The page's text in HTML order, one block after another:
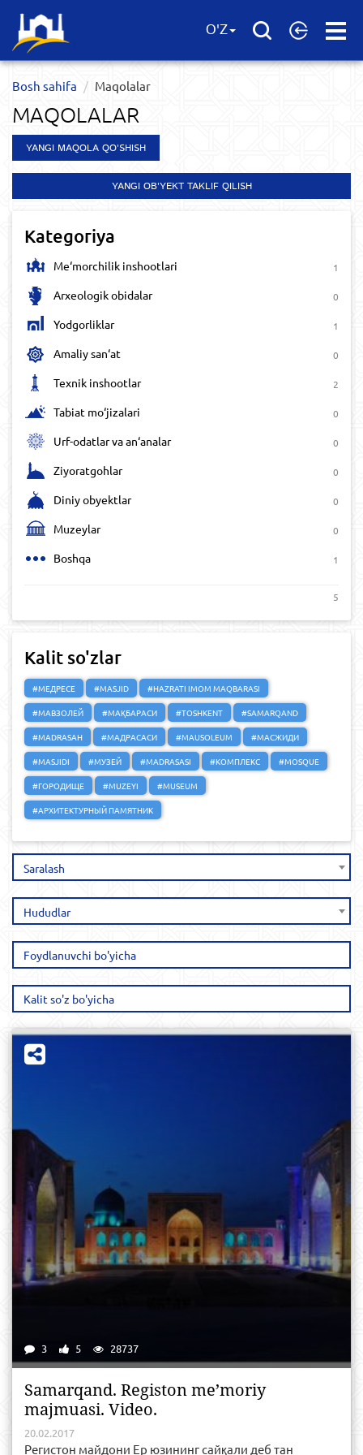
Open
O'Z
Bosh sahifa Maqolalar
MAQOLALAR
YANGI MAQOLA QO'SHISH
YANGI OB'YEKT TAKLIF QILISH
Kategoriya
Me‘morchilik inshootlari 1
Arxeologik obidalar 0
Yodgorliklar 1
Amaliy san‘at 0
Texnik inshootlar 2
Tabiat mo‘jizalari 0
Urf-odatlar va an‘analar 0
Ziyoratgohlar 0
Diniy obyektlar 0
Muzeylar 0
Boshqa 1
5
Kalit so'zlar
#МЕДРЕСЕ #MASJID
#HAZRATI IMOM MAQBARASI
#МАВЗОЛЕЙ
#МАҚБАРАСИ #TOSHKENT
#SAMARQAND
#MADRASAH
#МАДРАСАСИ #MAUSOLEUM
#МАСЖИДИ
#MASJIDI
#МУЗЕЙ #MADRASASI #КОМПЛЕКС
#MOSQUE
#ГОРОДИЩЕ
#MUZEYI
#MUSEUM
#АРХИТЕКТУРНЫЙ ПАМЯТНИК
Saralash
Hududlar
3 5 28737
Samarqand. Registon me’moriy
majmuasi. Video.
20.02.2017
Регистон майдони Ер юзининг сайқали деб тан